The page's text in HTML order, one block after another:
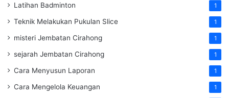
Latihan Badminton 1
Teknik Melakukan Pukulan Slice 1
misteri Jembatan Cirahong 1
sejarah Jembatan Cirahong 1
Cara Menyusun Laporan 1
Cara Mengelola Keuangan 1